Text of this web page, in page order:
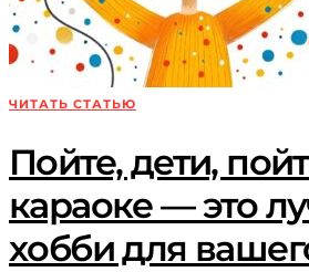
ЧИТАТЬ СТАТЬЮ
Пойте, дети,
караоке — это
хобби для